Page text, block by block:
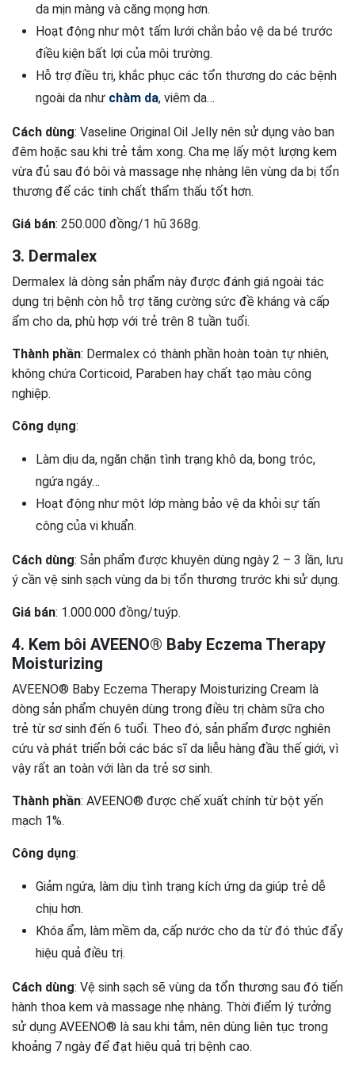
da mịn màng và căng mọng hơn.
Hoạt động như một tấm lưới chắn bảo vệ da bé trước
điều kiện bất lợi của môi trường.
Hỗ trợ điều trị, khắc phục các tổn thương do các bệnh
ngoài da như chàm da, viêm da…
Cách dùng: Vaseline Original Oil Jelly nên sử dụng vào ban
đêm hoặc sau khi trẻ tắm xong. Cha mẹ lấy một lượng kem
vừa đủ sau đó bôi và massage nhẹ nhàng lên vùng da bị tổn
thương để các tinh chất thẩm thấu tốt hơn.
Giá bán: 250.000 đồng/1 hũ 368g.
3. Dermalex
Dermalex là dòng sản phẩm này được đánh giá ngoài tác
dụng trị bệnh còn hỗ trợ tăng cường sức đề kháng và cấp
ẩm cho da, phù hợp với trẻ trên 8 tuần tuổi.
Thành phần: Dermalex có thành phần hoàn toàn tự nhiên,
không chứa Corticoid, Paraben hay chất tạo màu công
nghiệp.
Công dụng:
Làm dịu da, ngăn chặn tình trạng khô da, bong tróc,
ngứa ngáy…
Hoạt động như một lớp màng bảo vệ da khỏi sự tấn
công của vi khuẩn.
Cách dùng: Sản phẩm được khuyên dùng ngày 2 – 3 lần, lưu
ý cần vệ sinh sạch vùng da bị tổn thương trước khi sử dụng.
Giá bán: 1.000.000 đồng/tuýp.
4. Kem bôi AVEENO® Baby Eczema Therapy
Moisturizing
AVEENO® Baby Eczema Therapy Moisturizing Cream là
dòng sản phẩm chuyên dùng trong điều trị chàm sữa cho
trẻ từ sơ sinh đến 6 tuổi. Theo đó, sản phẩm được nghiên
cứu và phát triển bởi các bác sĩ da liễu hàng đầu thế giới, vì
vậy rất an toàn với làn da trẻ sơ sinh.
Thành phần: AVEENO® được chế xuất chính từ bột yến
mạch 1%.
Công dụng:
Giảm ngứa, làm dịu tình trạng kích ứng da giúp trẻ dễ
chịu hơn.
Khóa ẩm, làm mềm da, cấp nước cho da từ đó thúc đẩy
hiệu quả điều trị.
Cách dùng: Vệ sinh sạch sẽ vùng da tổn thương sau đó tiến
hành thoa kem và massage nhẹ nhàng. Thời điểm lý tưởng
sử dụng AVEENO® là sau khi tắm, nên dùng liên tục trong
khoảng 7 ngày để đạt hiệu quả trị bệnh cao.